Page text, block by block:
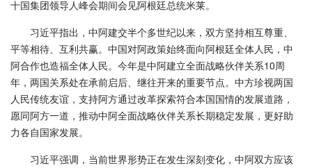
十国集团领导人峰会期间会见阿根廷总统米莱。
习近平指出，中阿建交半个多世纪以来，双方坚持相互尊重、
平等相待、互利共赢。中国对阿政策始终面向阿根廷全体人民，中
阿合作也造福全体人民。今年是中阿建立全面战略伙伴关系10周
年，两国关系处在承前启后、继往开来的重要节点。中方珍视两国
人民传统友谊，支持阿方通过改革探索符合本国国情的发展道路，
愿同阿方一道，推动中阿全面战略伙伴关系长期稳定发展，更好助
力各自国家发展。
习近平强调，当前世界形势正在发生深刻变化，中阿双方应该